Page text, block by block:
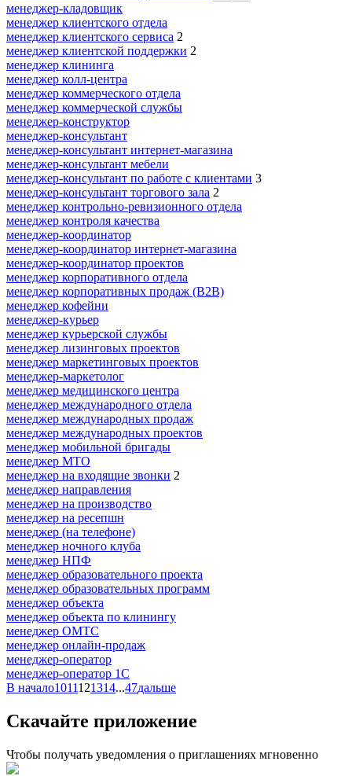
менеджер-кладовщик
менеджер клиентского отдела
менеджер клиентского сервиса 2
менеджер клиентской поддержки 2
менеджер клининга
менеджер колл-центра
менеджер коммерческого отдела
менеджер коммерческой службы
менеджер-конструктор
менеджер-консультант
менеджер-консультант интернет-магазина
менеджер-консультант мебели
менеджер-консультант по работе с клиентами 3
менеджер-консультант торгового зала 2
менеджер контрольно-ревизионного отдела
менеджер контроля качества
менеджер-координатор
менеджер-координатор интернет-магазина
менеджер-координатор проектов
менеджер корпоративного отдела
менеджер корпоративных продаж (B2B)
менеджер кофейни
менеджер-курьер
менеджер курьерской службы
менеджер лизинговых проектов
менеджер маркетинговых проектов
менеджер-маркетолог
менеджер медицинского центра
менеджер международного отдела
менеджер международных продаж
менеджер международных проектов
менеджер мобильной бригады
менеджер МТО
менеджер на входящие звонки 2
менеджер направления
менеджер на производство
менеджер на ресепшн
менеджер (на телефоне)
менеджер ночного клуба
менеджер НПФ
менеджер образовательного проекта
менеджер образовательных программ
менеджер объекта
менеджер объекта по клинингу
менеджер ОМТС
менеджер онлайн-продаж
менеджер-оператор
менеджер-оператор 1С
В начало1011121314...47дальше
Скачайте приложение
Чтобы получать уведомления о приглашениях мгновенно